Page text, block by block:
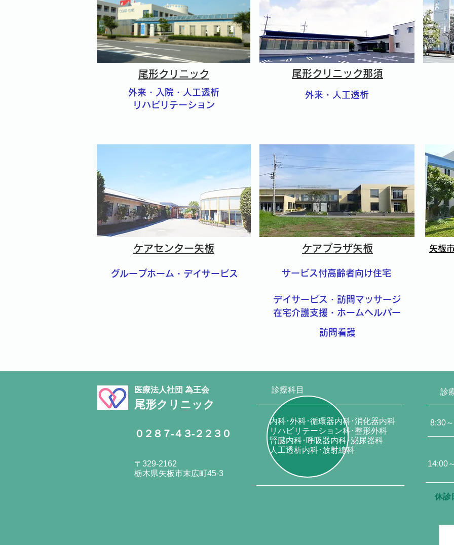
尾形クリニック
外来・入院・人工透析
リハビリテーション
尾形クリニック那須
外来・人工透析
ケアセンター矢板
グループホーム・デイサービス
ケアプラザ矢板
サービス付高齢者向け住宅
デイサービス・訪問マッサージ
在宅介護支援・ホームヘルパー
矢板
訪問看護
医療法人社団 為王会
尾形クリニック
０２８７-４３-２２３０
〒329-2162
栃木県矢板市末広町45-3
診療科目
内科･外科･循環器内科･消化器内科
リハビリテーション科･整形外科
腎臓内科･呼吸器内科･泌尿器科
人工透析内科･放射線科
診
8:30
14:00
休診